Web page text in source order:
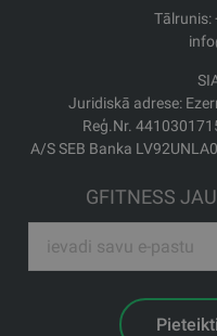
Tālrunis:
Juridiskā adrese:
Reģ.Nr.
A/S SEB Banka
GFITNESS